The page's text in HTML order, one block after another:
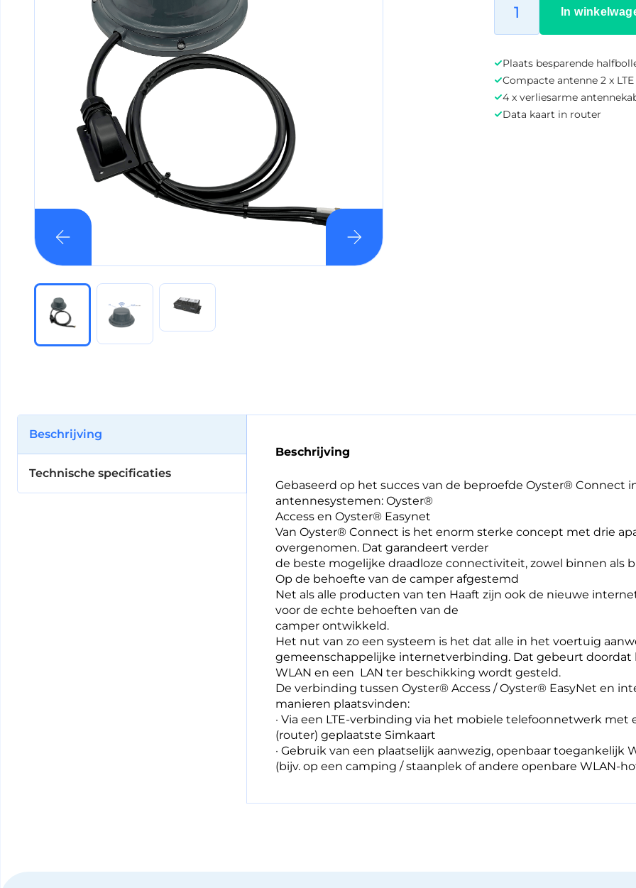
In
Plaats besparende
Compacte antenne 2 x
4 x verliesarme
Data kaart in router
Beschrijving
Technische specificaties
Beschrijving
Gebaseerd op het succes van de beproefde Oyster®
antennesystemen: Oyster®
Access en Oyster® Easynet
Van Oyster® Connect is het enorm sterke concept met drie
overgenomen. Dat garandeert verder
de beste mogelijke draadloze connectiviteit, zowel binnen als
Op de behoefte van de camper afgestemd
Net als alle producten van ten Haaft zijn ook de nieuwe
voor de echte behoeften van de
camper ontwikkeld.
Het nut van zo een systeem is het dat alle in het voertuig
gemeenschappelijke internetverbinding. Dat gebeurt
WLAN en een LAN ter beschikking wordt gesteld.
De verbinding tussen Oyster® Access / Oyster® EasyNet en
manieren plaatsvinden:
· Via een LTE-verbinding via het mobiele telefoonnetwerk
(router) geplaatste Simkaart
· Gebruik van een plaatselijk aanwezig, openbaar toegankelijk
(bijv. op een camping / staanplek of andere openbare WLAN-